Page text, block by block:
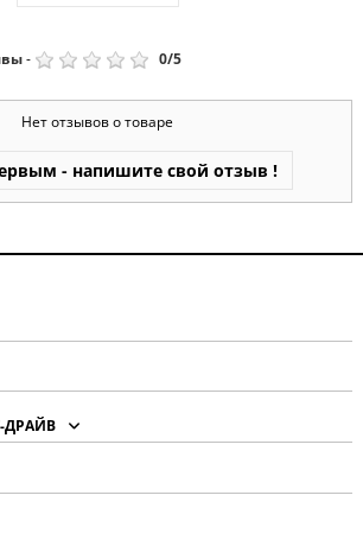
- 0/5
Нет отзывов о товаре
- напишите свой отзыв !
ДРАЙВ